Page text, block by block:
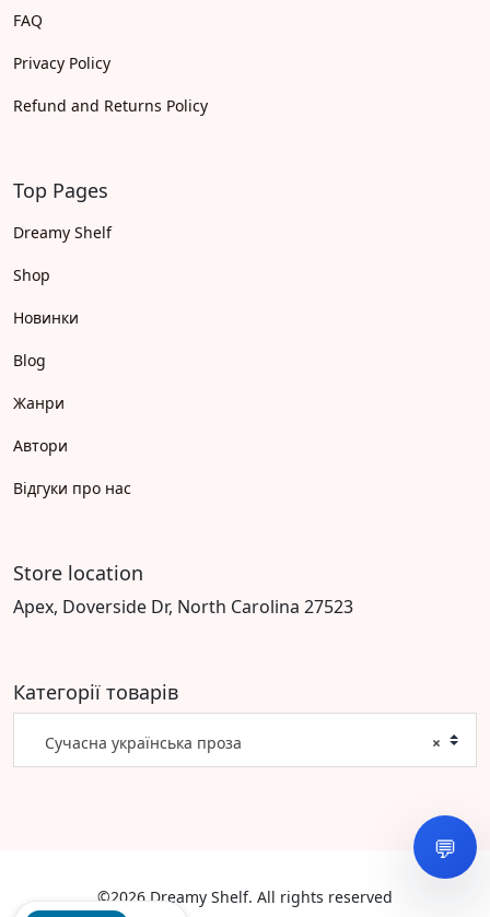
FAQ
Privacy Policy
Refund and Returns Policy
Top Pages
Dreamy Shelf
Shop
Новинки
Blog
Жанри
Автори
Відгуки про нас
Store location
Apex, Doverside Dr, North Carolina 27523
Категорії товарів
×
Сучасна українська проза
©2026 Dreamy Shelf. All rights reserved
💬